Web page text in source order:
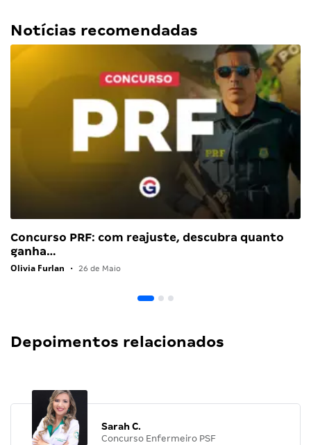
Notícias recomendadas
Concurso PRF: com reajuste, descubra quanto
ganha…
Olivia Furlan • 26 de Maio
Depoimentos relacionados
Sarah C.
Concurso Enfermeiro PSF